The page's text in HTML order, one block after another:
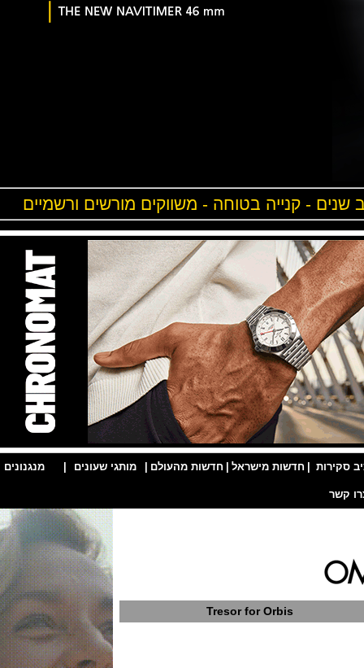
- קנייה בטוחה - משווקים מורשים ורשמיים
| חדשות מישראל | חדשות מהעולם | מותגי שעונים | מנגנונים |
Tresor for Orbis